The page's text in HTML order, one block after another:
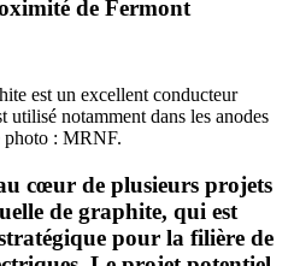
de Fermont
est un excellent conducteur
utilisé notamment dans les anodes
photo : MRNF.
cœur de plusieurs projets
de graphite, qui est
pour la filière de